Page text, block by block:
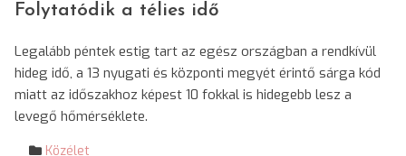
Folytatódik a télies idő
Legalább péntek estig tart az egész országban a rendkívül
hideg idő, a 13 nyugati és központi megyét érintő sárga kód
miatt az időszakhoz képest 10 fokkal is hidegebb lesz a
levegő hőmérséklete.
Közélet